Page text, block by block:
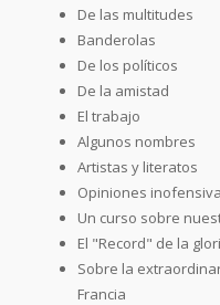
De las multitudes
Banderolas
De los políticos
De la amistad
El trabajo
Algunos nombres
Artistas y literatos
Opiniones
Un curso sobre
El "Record" de la
Sobre la
Francia